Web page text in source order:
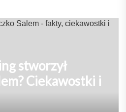
stworzył
Ciekawostki i